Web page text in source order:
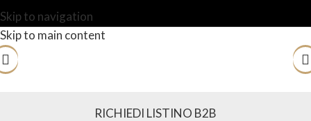
Skip to navigation
Skip to main content
RICHIEDI LISTINO B2B